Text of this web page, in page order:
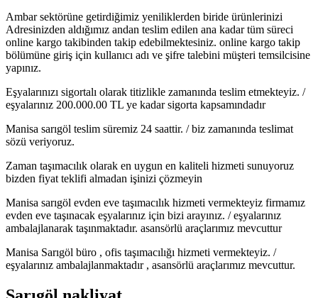
Ambar sektörüne getirdiğimiz yeniliklerden biride ürünlerinizi
Adresinizden aldığımız andan teslim edilen ana kadar tüm süreci
online kargo takibinden takip edebilmektesiniz. online kargo takip
bölümüne giriş için kullanıcı adı ve şifre talebini müşteri temsilcisine
yapınız.
Eşyalarınızı sigortalı olarak titizlikle zamanında teslim etmekteyiz. /
eşyalarınız 200.000.00 TL ye kadar sigorta kapsamındadır
Manisa sarıgöl teslim süremiz 24 saattir. / biz zamanında teslimat
sözü veriyoruz.
Zaman taşımacılık olarak en uygun en kaliteli hizmeti sunuyoruz
bizden fiyat teklifi almadan işinizi çözmeyin
Manisa sarıgöl evden eve taşımacılık hizmeti vermekteyiz firmamız
evden eve taşınacak eşyalarınız için bizi arayınız. / eşyalarınız
ambalajlanarak taşınmaktadır. asansörlü araçlarımız mevcuttur
Manisa Sarıgöl büro , ofis taşımacılığı hizmeti vermekteyiz. /
eşyalarınız ambalajlanmaktadır , asansörlü araçlarımız mevcuttur.